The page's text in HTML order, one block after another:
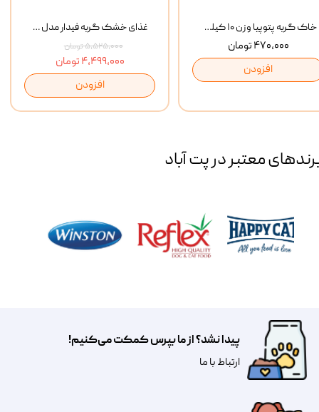
غذای خشک گربه فیدار مدل Adult وزن 10 کیلوگرم
۵,۵۲۵,۰۰۰ تومان
۴,۴۹۹,۰۰۰ تومان
افزودن
خاک گربه پتوپیا وزن ۱۰ کیلوگرم
۴۷۰,۰۰۰ تومان
افزودن
معتبر در پت آباد
پیدا نشد؟ از ما بپرس کمکت می‌کنیم!
​​​ارتباط با ما